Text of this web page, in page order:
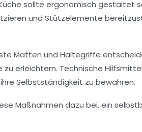
sollte ergonomisch gestaltet
und Stützelemente
Matten und Haltegriffe
zu erleichtern. Technische
Selbstständigkeit zu bewahren.
Maßnahmen dazu bei, ein